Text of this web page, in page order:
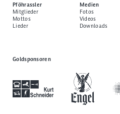
Pföhrassler
Mitglieder
Mottos
Lieder
Medien
Fotos
Videos
Downloads
Goldsponsoren